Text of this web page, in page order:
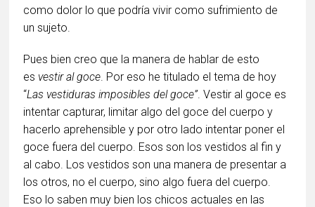
como dolor lo que podría vivir como sufrimiento de
un sujeto.
Pues bien creo que la manera de hablar de esto
es vestir al goce. Por eso he titulado el tema de hoy
“Las vestiduras imposibles del goce”. Vestir al goce es
intentar capturar, limitar algo del goce del cuerpo y
hacerlo aprehensible y por otro lado intentar poner el
goce fuera del cuerpo. Esos son los vestidos al fin y
al cabo. Los vestidos son una manera de presentar a
los otros, no el cuerpo, sino algo fuera del cuerpo.
Eso lo saben muy bien los chicos actuales en las